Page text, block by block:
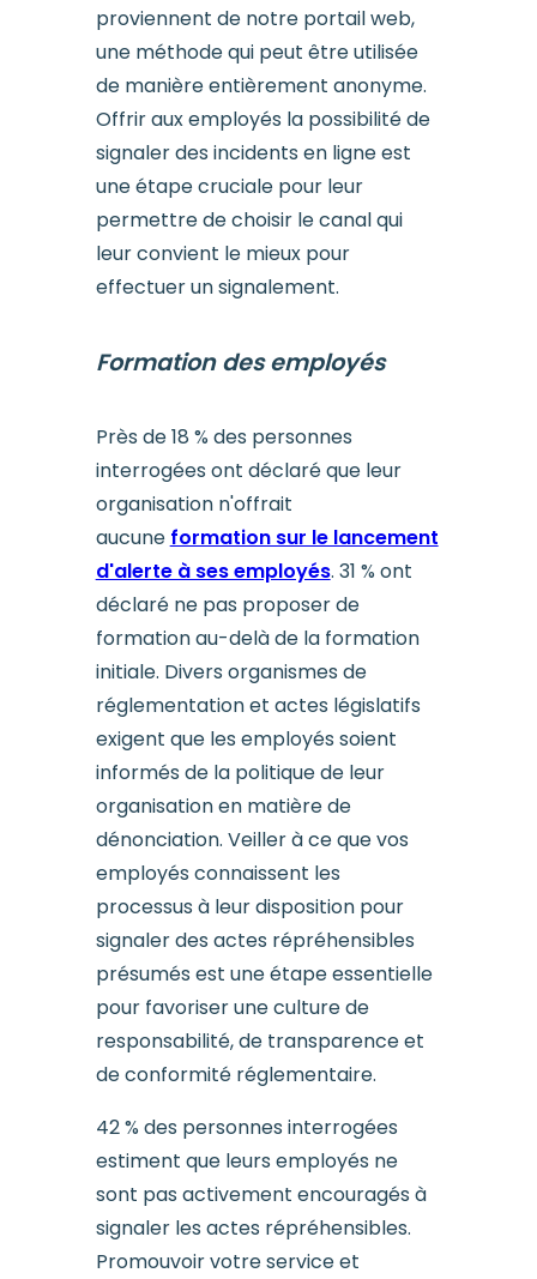
proviennent de notre portail web,
une méthode qui peut être utilisée
de manière entièrement anonyme.
Offrir aux employés la possibilité de
signaler des incidents en ligne est
une étape cruciale pour leur
permettre de choisir le canal qui
leur convient le mieux pour
effectuer un signalement.
Formation des employés
Près de 18 % des personnes
interrogées ont déclaré que leur
organisation n'offrait
aucune formation sur le lancement
d'alerte à ses employés. 31 % ont
déclaré ne pas proposer de
formation au-delà de la formation
initiale. Divers organismes de
réglementation et actes législatifs
exigent que les employés soient
informés de la politique de leur
organisation en matière de
dénonciation. Veiller à ce que vos
employés connaissent les
processus à leur disposition pour
signaler des actes répréhensibles
présumés est une étape essentielle
pour favoriser une culture de
responsabilité, de transparence et
de conformité réglementaire.
42 % des personnes interrogées
estiment que leurs employés ne
sont pas activement encouragés à
signaler les actes répréhensibles.
Promouvoir votre service et